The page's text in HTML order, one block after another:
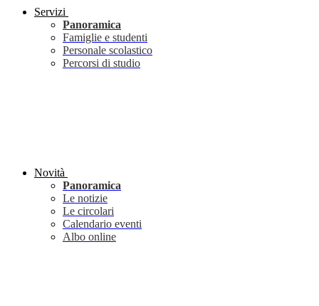
Servizi
Panoramica
Famiglie e studenti
Personale scolastico
Percorsi di studio
Novità
Panoramica
Le notizie
Le circolari
Calendario eventi
Albo online